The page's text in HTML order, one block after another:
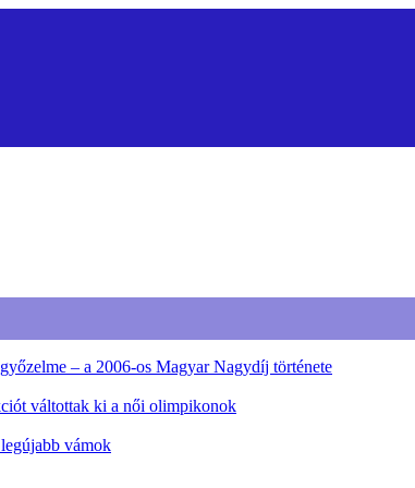
– a 2006-os Magyar Nagydíj története
váltottak ki a női olimpikonok
vámok